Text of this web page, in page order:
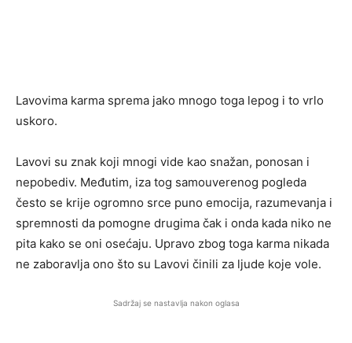
Lavovima karma sprema jako mnogo toga lepog i to vrlo
uskoro.
Lavovi su znak koji mnogi vide kao snažan, ponosan i
nepobediv. Međutim, iza tog samouverenog pogleda
često se krije ogromno srce puno emocija, razumevanja i
spremnosti da pomogne drugima čak i onda kada niko ne
pita kako se oni osećaju. Upravo zbog toga karma nikada
ne zaboravlja ono što su Lavovi činili za ljude koje vole.
Sadržaj se nastavlja nakon oglasa